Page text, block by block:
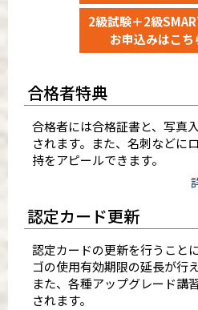
米子情報処理テストセンター
山口パソコン教室糸米テスト
資格の大原 愛媛校テストセ
九州・沖縄
博多駅筑紫口テストセンター
システムランド熊本テストセ
システムランド宮崎テストセン
鹿児島中央駅東テストセンタ
折りた
2級試験＋2級
お申込みはこち
合格者特典
合格者には合格証書と、写真
されます。また、名刺などに
持をアピールできます。
認定カード更新
認定カードの更新を行うこと
ゴの使用有効期限の延長が行え
また、各種アップグレード講
されます。